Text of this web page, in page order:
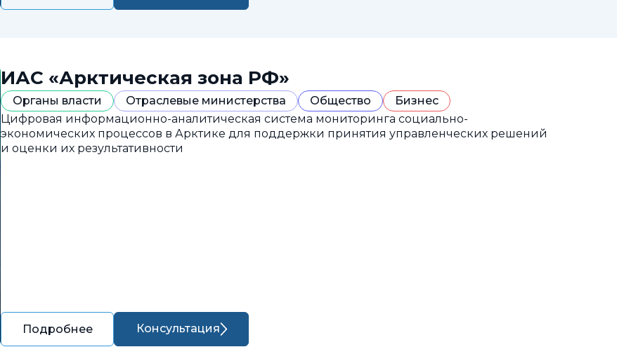
ИАС «Арктическая зона РФ»
Органы власти Отраслевые министерства Общество
Бизнес
Цифровая информационно-аналитическая система мониторинга социально-
экономических процессов в Арктике для поддержки принятия управленческих решений
и оценки их результативности
Подробнее Консультация